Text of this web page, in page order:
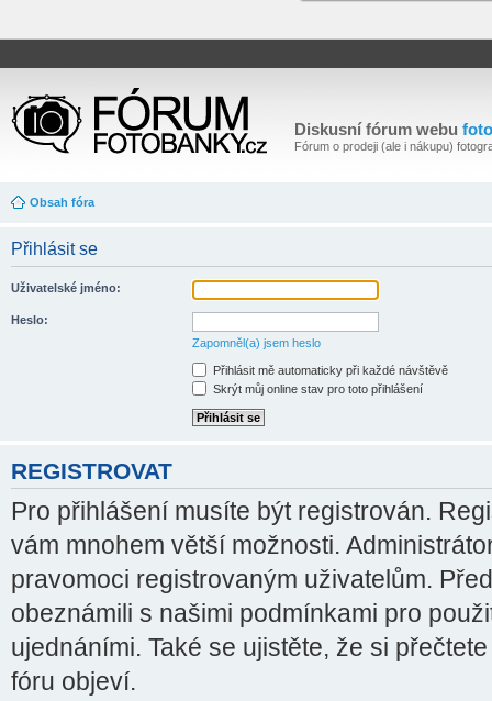
Diskusní fórum webu
Fórum o prodeji (ale i nákupu)
Obsah fóra
Přihlásit se
Uživatelské jméno:
Heslo:
Zapomněl(a) jsem heslo
Přihlásit mě automaticky při každé návštěvě
Skrýt můj online stav pro toto přihlášení
REGISTROVAT
Pro přihlášení musíte být registrován.
vám mnohem větší možnosti.
pravomoci registrovaným uživatelům.
obeznámili s našimi podmínkami pro
ujednáními. Také se ujistěte, že si
fóru objeví.